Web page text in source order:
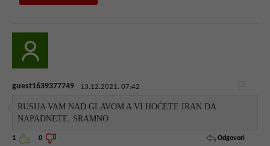
guest1639377749 13.12.2021. 07:42
RUSIJA VAM NAD GLAVOM A VI HOĆETE IRAN DA
NAPADNETE. SRAMNO
1 0 Odgovori